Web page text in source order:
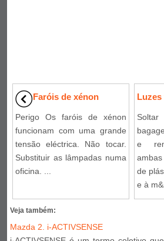
Faróis de xénon
Perigo Os faróis de xénon
funcionam com uma grande
tensão eléctrica. Não tocar.
Substituir as lâmpadas numa
oficina. ...
e
de
e à
Veja também:
Mazda 2. i-ACTIVSENSE